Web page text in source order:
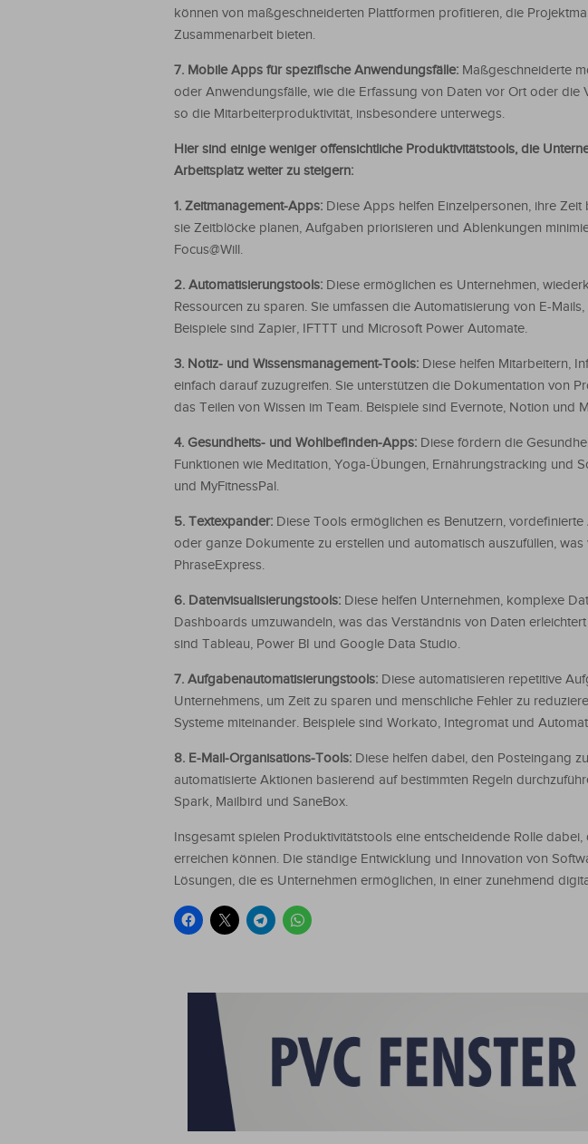
können von maßgeschneiderten Plattformen profitieren, die
Zusammenarbeit bieten.
7. Mobile Apps für spezifische Anwendungsfälle: Maßgeschneiderte
oder Anwendungsfälle, wie die Erfassung von Daten vor Ort oder die
so die Mitarbeiterproduktivität, insbesondere unterwegs.
Hier sind einige weniger offensichtliche Produktivitätstools, die
Arbeitsplatz weiter zu steigern:
1. Zeitmanagement-Apps: Diese Apps helfen Einzelpersonen, ihre
sie Zeitblöcke planen, Aufgaben priorisieren und Ablenkungen
Focus@Will.
2. Automatisierungstools: Diese ermöglichen es Unternehmen,
Ressourcen zu sparen. Sie umfassen die Automatisierung von E-
Beispiele sind Zapier, IFTTT und Microsoft Power Automate.
3. Notiz- und Wissensmanagement-Tools: Diese helfen Mitarbeitern,
einfach darauf zuzugreifen. Sie unterstützen die Dokumentation von
das Teilen von Wissen im Team. Beispiele sind Evernote, Notion und
4. Gesundheits- und Wohlbefinden-Apps: Diese fördern die
Funktionen wie Meditation, Yoga-Übungen, Ernährungstracking und
und MyFitnessPal.
5. Textexpander: Diese Tools ermöglichen es Benutzern,
oder ganze Dokumente zu erstellen und automatisch auszufüllen,
PhraseExpress.
6. Datenvisualisierungstools: Diese helfen Unternehmen, komplexe
Dashboards umzuwandeln, was das Verständnis von Daten
sind Tableau, Power BI und Google Data Studio.
7. Aufgabenautomatisierungstools: Diese automatisieren repetitive
Unternehmens, um Zeit zu sparen und menschliche Fehler zu
Systeme miteinander. Beispiele sind Workato, Integromat und
8. E-Mail-Organisations-Tools: Diese helfen dabei, den Posteingang
automatisierte Aktionen basierend auf bestimmten Regeln
Spark, Mailbird und SaneBox.
Insgesamt spielen Produktivitätstools eine entscheidende Rolle
erreichen können. Die ständige Entwicklung und Innovation von
Lösungen, die es Unternehmen ermöglichen, in einer zunehmend